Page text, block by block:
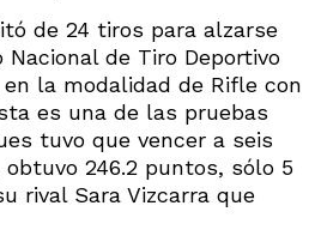
de 24 tiros para alzarse
de Tiro Deportivo
la modalidad de Rifle con
es una de las pruebas
tuvo que vencer a seis
246.2 puntos, sólo 5
rival Sara Vizcarra que